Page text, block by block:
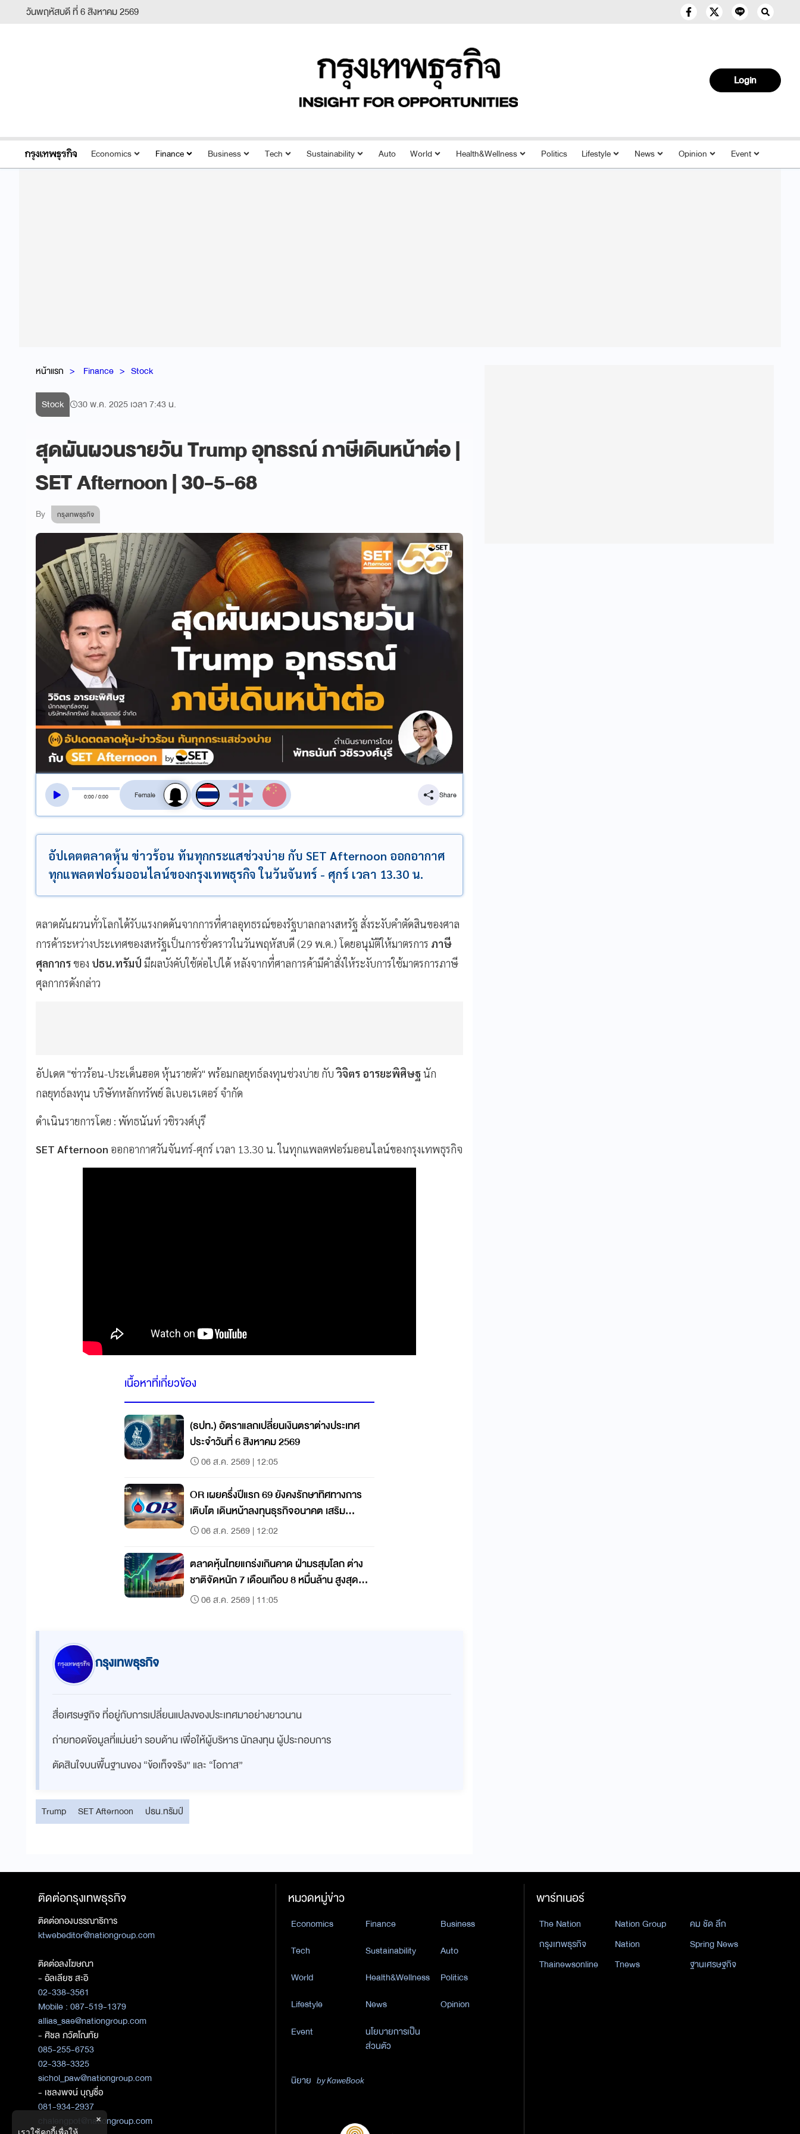
วันพฤหัสบดี ที่ 6 สิงหาคม 2569
Login
Economics Finance Business Tech Sustainability Auto World Health&Wellness Politics Lifestyle News Opinion Event
หน้าแรก Finance Stock
Stock 30 พ.ค. 2025 เวลา 7:43 น.
สุดผันผวนรายวัน Trump อุทธรณ์ ภาษีเดินหน้าต่อ |
SET Afternoon | 30-5-68
By กรุงเทพธุรกิจ
0:00/0:00
สลับเสียงอ่าน
Share
อัปเดตตลาดหุ้น ข่าวร้อน ทันทุกกระแสช่วงบ่าย กับ SET Afternoon ออกอากาศ
ทุกแพลตฟอร์มออนไลน์ของกรุงเทพธุรกิจ ในวันจันทร์ - ศุกร์ เวลา 13.30 น.
ตลาดผันผวนทั่วโลกได้รับแรงกดดันจากการที่ศาลอุทธรณ์ของรัฐบาลกลางสหรัฐ สั่งระงับคำตัดสินของศาล
การค้าระหว่างประเทศของสหรัฐเป็นการชั่วคราวในวันพฤหัสบดี (29 พ.ค.) โดยอนุมัติให้มาตรการ ภาษี
ศุลกากรของ ปธน.ทรัมป์ มีผลบังคับใช้ต่อไปได้ หลังจากที่ศาลการค้ามีคำสั่งให้ระงับการใช้มาตรการภาษี
ศุลกากรดังกล่าว
อัปเดต "ข่าวร้อน-ประเด็นฮอต หุ้นรายตัว" พร้อมกลยุทธ์ลงทุนช่วงบ่าย กับวิจิตร อารยะพิศิษฐนัก
กลยุทธ์ลงทุน บริษัทหลักทรัพย์ ลิเบอเรเตอร์ จำกัด
ดำเนินรายการโดย : พัทธนันท์ วชิรวงศ์บุรี
SET Afternoon ออกอากาศวันจันทร์-ศุกร์ เวลา 13.30 น. ในทุกแพลตฟอร์มออนไลน์ของกรุงเทพธุรกิจ
เนื้อหาที่เกี่ยวข้อง
(ธปท.) อัตราแลกเปลี่ยนเงินตราต่างประเทศ
ประจำวันที่ 6 สิงหาคม 2569
06 ส.ค. 2569 | 12:05
OR เผยครึ่งปีแรก 69 ยังคงรักษาทิศทางการ
เติบโต เดินหน้าลงทุนธุรกิจอนาคต เสริม
เติบโตระยะยาว
06 ส.ค. 2569 | 12:02
ตลาดหุ้นไทยแกร่งเกินคาด ฝ่ามรสุมโลก ต่าง
ชาติจัดหนัก 7 เดือนเกือบ 8 หมื่นล้าน สูงสุดใน
ภูมิภาค
06 ส.ค. 2569 | 11:05
กรุงเทพธุรกิจ
สื่อเศรษฐกิจ ที่อยู่กับการเปลี่ยนแปลงของประเทศมาอย่างยาวนาน
ถ่ายทอดข้อมูลที่แม่นยำ รอบด้าน เพื่อให้ผู้บริหาร นักลงทุน ผู้ประกอบการ
ตัดสินใจบนพื้นฐานของ “ข้อเท็จจริง” และ “โอกาส”
Trump SET Afternoon ปธน.ทรัมป์
ติดต่อกรุงเทพธุรกิจ
ติดต่อกองบรรณาธิการ
ktwebeditor@nationgroup.com
ติดต่อลงโฆษณา
- อัลเลียซ สะอิ
02-338-3561
Mobile : 087-519-1379
allias_sae@nationgroup.com
- ศิชล ภวัตโณทัย
085-255-6753
02-338-3325
sichol_paw@nationgroup.com
- เชลงพจน์ บุญซื่อ
081-934-2937
chalengpot@nationgroup.com
หมวดหมู่ข่าว
Economics Finance
Business
Tech
Sustainability
Auto
World
Health&Wellness
Politics
Lifestyle
News
Opinion
Event
นโยบายการเป็น
ส่วนตัว
นิยาย by KaweBook
พาร์ทเนอร์
The Nation Nation Group
คม ชัด ลึก
กรุงเทพธุรกิจ
Nation
Spring News
Thainewsonline
Tnews ฐานเศรษฐกิจ
×